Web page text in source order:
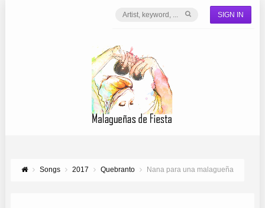
SIGN IN
Songs 2017 Quebranto Nana para una malagueña